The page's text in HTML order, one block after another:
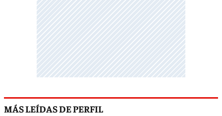
MÁS LEÍDAS DE PERFIL